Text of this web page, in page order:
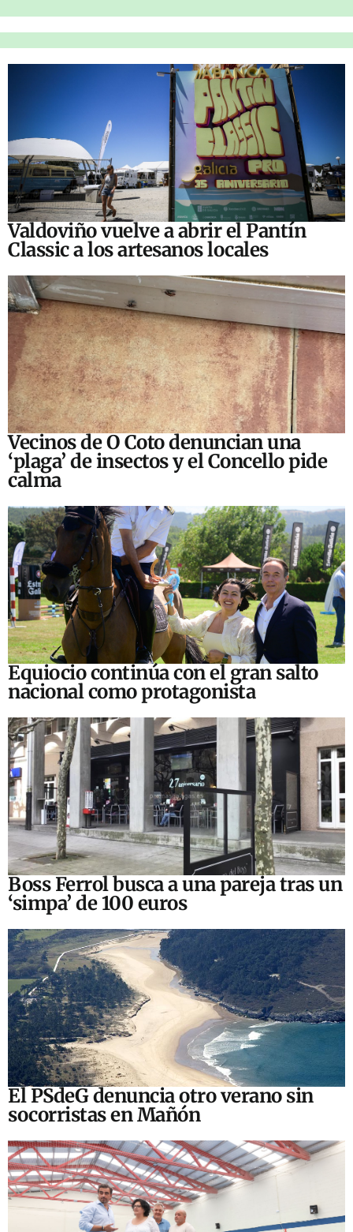
Valdoviño vuelve a abrir el Pantín
Classic a los artesanos locales
Vecinos de O Coto denuncian una
‘plaga’ de insectos y el Concello pide
calma
Equiocio continúa con el gran salto
nacional como protagonista
Boss Ferrol busca a una pareja tras un
‘simpa’ de 100 euros
El PSdeG denuncia otro verano sin
socorristas en Mañón